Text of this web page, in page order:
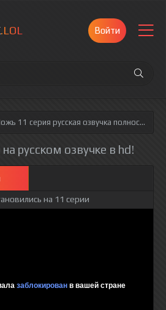
.LOL Войти
11 серия русская озвучка полностью смотреть онлайн!
русском озвучке в hd!
на 11 серии